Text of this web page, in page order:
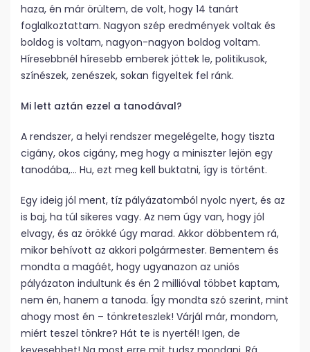
haza, én már örültem, de volt, hogy 14 tanárt
foglalkoztattam. Nagyon szép eredmények voltak és
boldog is voltam, nagyon-nagyon boldog voltam.
Híresebbnél híresebb emberek jöttek le, politikusok,
színészek, zenészek, sokan figyeltek fel ránk.
Mi lett aztán ezzel a tanodával?
A rendszer, a helyi rendszer megelégelte, hogy tiszta
cigány, okos cigány, meg hogy a miniszter lejön egy
tanodába,… Hu, ezt meg kell buktatni, így is történt.
Egy ideig jól ment, tíz pályázatomból nyolc nyert, és az
is baj, ha túl sikeres vagy. Az nem úgy van, hogy jól
elvagy, és az örökké úgy marad. Akkor döbbentem rá,
mikor behívott az akkori polgármester. Bementem és
mondta a magáét, hogy ugyanazon az uniós
pályázaton indultunk és én 2 millióval többet kaptam,
nem én, hanem a tanoda. Így mondta szó szerint, mint
ahogy most én – tönkreteszlek! Várjál már, mondom,
miért teszel tönkre? Hát te is nyertél! Igen, de